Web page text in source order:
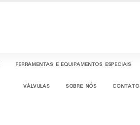
FERRAMENTAS E EQUIPAMENTOS ESPECIAIS
VÁLVULAS SOBRE NÓS CONTATO